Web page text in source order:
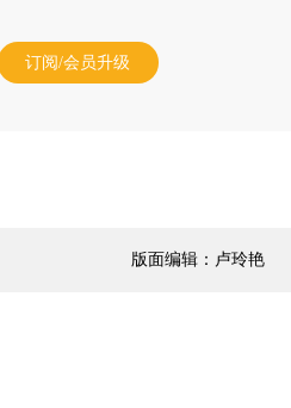
订阅/会员升级
版面编辑：卢玲艳